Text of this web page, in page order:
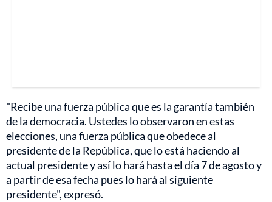
"Recibe una fuerza pública que es la garantía también
de la democracia. Ustedes lo observaron en estas
elecciones, una fuerza pública que obedece al
presidente de la República, que lo está haciendo al
actual presidente y así lo hará hasta el día 7 de agosto y
a partir de esa fecha pues lo hará al siguiente
presidente", expresó.